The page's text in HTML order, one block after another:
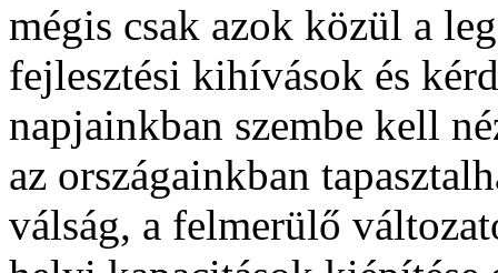
mégis csak azok közül a
fejlesztési kihívások és
napjainkban szembe kell
az országainkban
válság, a felmerülő